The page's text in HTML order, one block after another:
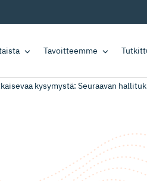
Tavoitteemme
kysymystä: Seuraavan